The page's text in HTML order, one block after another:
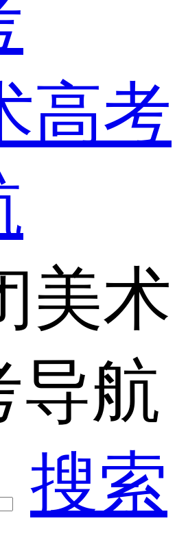
美术
导航
搜索